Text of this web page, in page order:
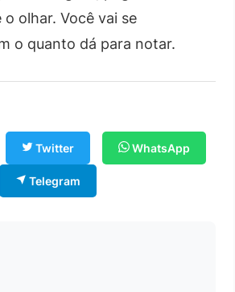
olhar. Você vai se
o quanto dá para notar.
Twitter WhatsApp
Telegram